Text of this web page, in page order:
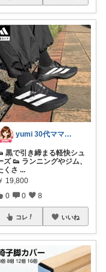
yumi 30代ママが損しない買い物
黒で引き締まる軽快シュ
ズ 👟 ランニングやジム、
くさ ...
19,800
0 0 8
コレ いいね